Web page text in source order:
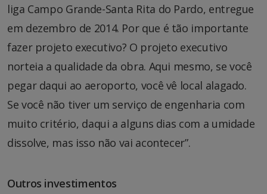
liga Campo Grande-Santa Rita do Pardo, entregue
em dezembro de 2014. Por que é tão importante
fazer projeto executivo? O projeto executivo
norteia a qualidade da obra. Aqui mesmo, se você
pegar daqui ao aeroporto, você vê local alagado.
Se você não tiver um serviço de engenharia com
muito critério, daqui a alguns dias com a umidade
dissolve, mas isso não vai acontecer”.
Outros investimentos